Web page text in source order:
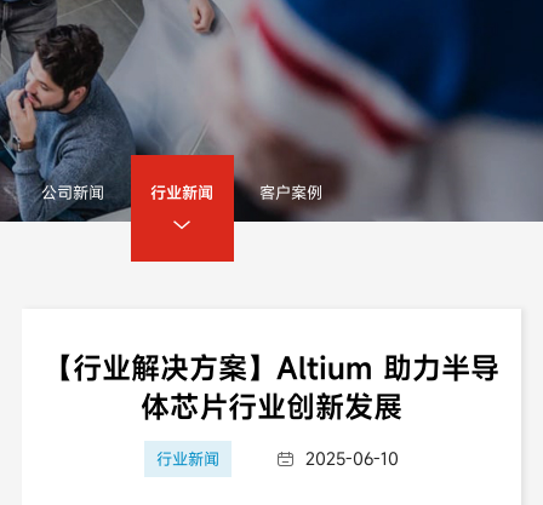
公司新闻 行业新闻

客户案例
【行业解决方案】Altium 助力半导
体芯片行业创新发展
行业新闻  2025-06-10